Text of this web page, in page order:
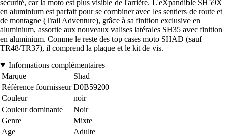
sécurité, car la moto est plus visible de l'arrière. L'eXpandible SH59X
en aluminium est parfait pour se combiner avec les sentiers de route et
de montagne (Trail Adventure), grâce à sa finition exclusive en
aluminium, assortie aux nouveaux valises latérales SH35 avec finition
en aluminium. Comme le reste des top cases moto SHAD (sauf
TR48/TR37), il comprend la plaque et le kit de vis.
Informations complémentaires
Marque
Shad
Référence fournisseur D0B59200
Couleur
noir
Couleur dominante
Noir
Genre
Mixte
Age
Adulte